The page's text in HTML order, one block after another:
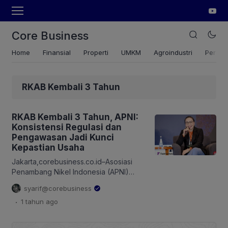
Core Business
Home Finansial Properti UMKM Agroindustri
RKAB Kembali 3 Tahun
RKAB Kembali 3 Tahun, APNI:
Konsistensi Regulasi dan
Pengawasan Jadi Kunci
Kepastian Usaha
Jakarta,corebusiness.co.id–Asosiasi
Penambang Nikel Indonesia (APNI)
menilai wacana kembalinya Rencana
Kerja dan Anggaran Belanja (RKAB) 3
tahun ke masa 1 tahun berpotensi
syarif@corebusiness
. 1 tahun ago